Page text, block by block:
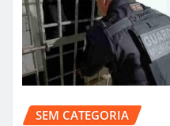
SEM CATEGORIA